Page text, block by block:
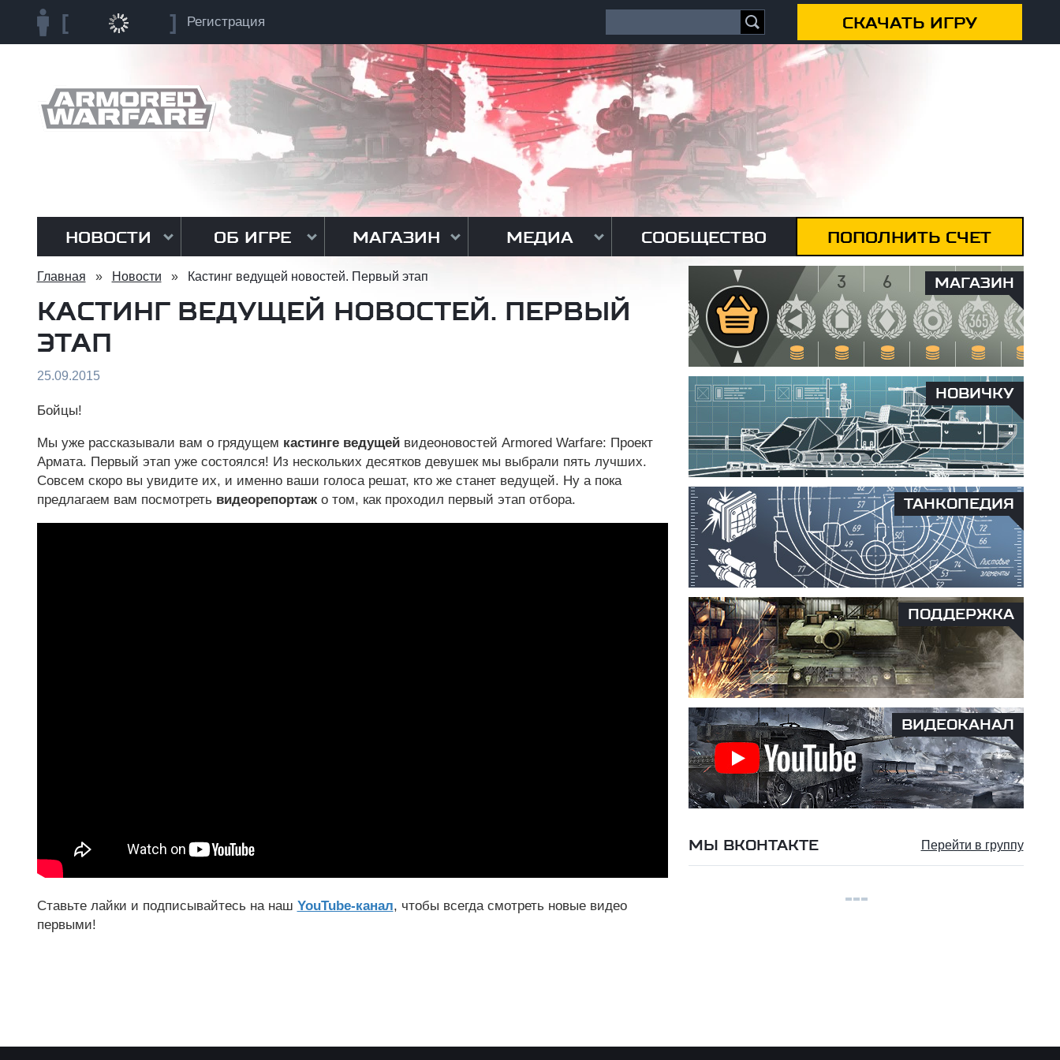
Регистрация СКАЧАТЬ ИГРУ
НОВОСТИ ОБ ИГРЕ МАГАЗИН МЕДИА СООБЩЕСТВО ПОПОЛНИТЬ СЧЕТ
Главная » Новости » Кастинг ведущей новостей. Первый этап
КАСТИНГ ВЕДУЩЕЙ НОВОСТЕЙ. ПЕРВЫЙ
ЭТАП
25.09.2015
Бойцы!
Мы уже рассказывали вам о грядущем кастинге ведущейвидеоновостей Armored Warfare: Проект
Армата. Первый этап уже состоялся! Из нескольких десятков девушек мы выбрали пять лучших.
Совсем скоро вы увидите их, и именно ваши голоса решат, кто же станет ведущей. Ну а пока
предлагаем вам посмотреть видеорепортажо том, как проходил первый этап отбора.
Ставьте лайки и подписывайтесь на наш YouTube-канал, чтобы всегда смотреть новые видео
первыми!
МАГАЗИН
НОВИЧКУ
ТАНКОПЕДИЯ
ПОДДЕРЖКА
ВИДЕОКАНАЛ
МЫ ВКОНТАКТЕ Перейти в группу